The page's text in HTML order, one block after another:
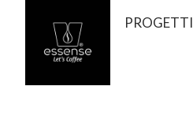
PROGETTI